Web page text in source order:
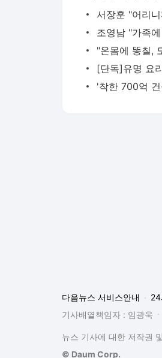
다음뉴스 서비스안내
기사배열책임자 : 임광욱
뉴스 기사에 대한 저작권
© Daum Corp.